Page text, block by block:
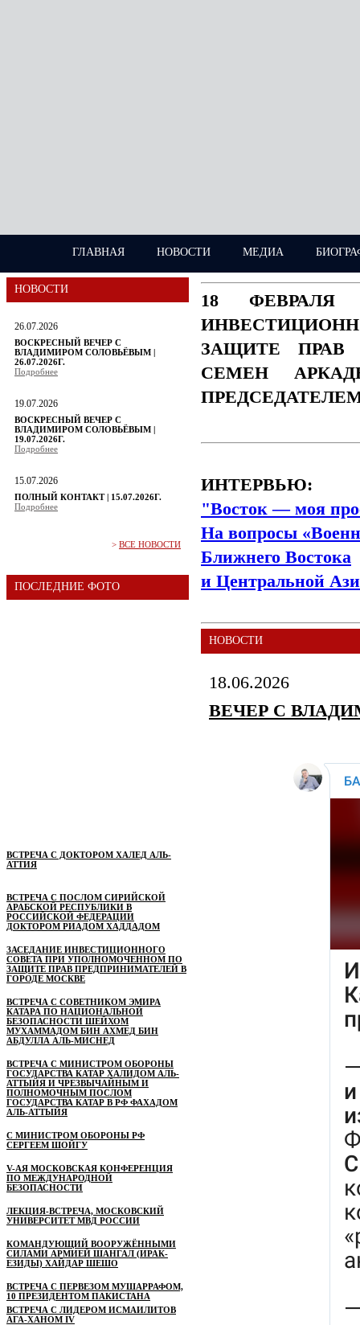
ГЛАВНАЯ НОВОСТИ МЕДИА
НОВОСТИ
26.07.2026
ВОСКРЕСНЫЙ ВЕЧЕР С
ВЛАДИМИРОМ СОЛОВЬЁВЫМ |
26.07.2026Г.
Подробнее
19.07.2026
ВОСКРЕСНЫЙ ВЕЧЕР С
ВЛАДИМИРОМ СОЛОВЬЁВЫМ |
19.07.2026Г.
Подробнее
15.07.2026
ПОЛНЫЙ КОНТАКТ | 15.07.2026Г.
Подробнее
> ВСЕ НОВОСТИ
ПОСЛЕДНИЕ ФОТО
ВСТРЕЧА С ДОКТОРОМ ХАЛЕД АЛЬ-
АТТИЯ
ВСТРЕЧА С ПОСЛОМ СИРИЙСКОЙ
АРАБСКОЙ РЕСПУБЛИКИ В
РОССИЙСКОЙ ФЕДЕРАЦИИ
ДОКТОРОМ РИАДОМ ХАДДАДОМ
ЗАСЕДАНИЕ ИНВЕСТИЦИОННОГО
СОВЕТА ПРИ УПОЛНОМОЧЕННОМ ПО
ЗАЩИТЕ ПРАВ ПРЕДПРИНИМАТЕЛЕЙ В
ГОРОДЕ МОСКВЕ
ВСТРЕЧА С СОВЕТНИКОМ ЭМИРА
КАТАРА ПО НАЦИОНАЛЬНОЙ
БЕЗОПАСНОСТИ ШЕЙХОМ
МУХАММАДОМ БИН АХМЕД БИН
АБДУЛЛА АЛЬ-МИСНЕД
ВСТРЕЧА С МИНИСТРОМ ОБОРОНЫ
ГОСУДАРСТВА КАТАР ХАЛИДОМ АЛЬ-
АТТЫЙЯ И ЧРЕЗВЫЧАЙНЫМ И
ПОЛНОМОЧНЫМ ПОСЛОМ
ГОСУДАРСТВА КАТАР В РФ ФАХАДОМ
АЛЬ-АТТЫЙЯ
С МИНИСТРОМ ОБОРОНЫ РФ
СЕРГЕЕМ ШОЙГУ
V-АЯ МОСКОВСКАЯ КОНФЕРЕНЦИЯ
ПО МЕЖДУНАРОДНОЙ
БЕЗОПАСНОСТИ
ЛЕКЦИЯ-ВСТРЕЧА, МОСКОВСКИЙ
УНИВЕРСИТЕТ МВД РОССИИ
КОМАНДУЮЩИЙ ВООРУЖЁННЫМИ
СИЛАМИ АРМИЕЙ ШАНГАЛ (ИРАК-
ЕЗИДЫ) ХАЙДАР ШЕШО
ВСТРЕЧА С ПЕРВЕЗОМ МУШАРРАФОМ,
10 ПРЕЗИДЕНТОМ ПАКИСТАНА
ВСТРЕЧА С ЛИДЕРОМ ИСМАИЛИТОВ
АГА-ХАНОМ IV
18 ФЕВРАЛЯ
ЗАЩИТЕ ПРАВ
СЕМЕН
ИНТЕРВЬЮ:
"Восток — моя
На вопросы
Ближнего Востока
и Центральной
НОВОСТИ
18.06.2026
ВЕЧЕР С